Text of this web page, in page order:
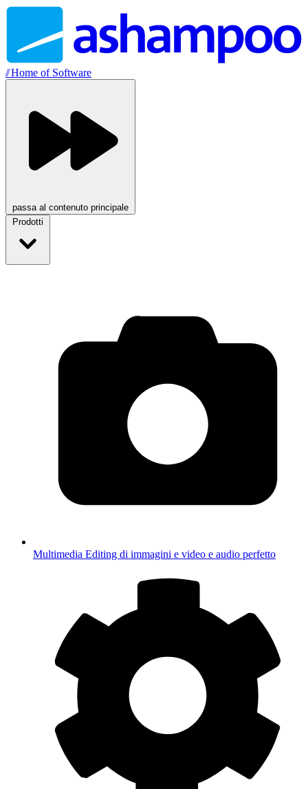
//Home of Software
passa al contenuto principale
Prodotti
Multimedia Editing di immagini e video e audio perfetto